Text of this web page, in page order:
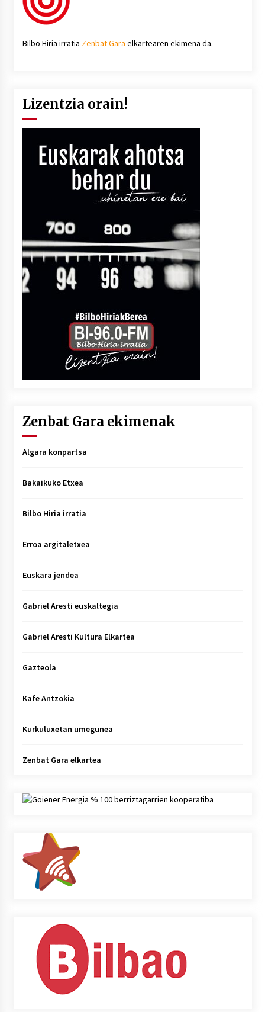
Bilbo Hiria irratia Zenbat Gara elkartearen ekimena da.
Lizentzia orain!
Zenbat Gara ekimenak
Algara konpartsa
Bakaikuko Etxea
Bilbo Hiria irratia
Erroa argitaletxea
Euskara jendea
Gabriel Aresti euskaltegia
Gabriel Aresti Kultura Elkartea
Gazteola
Kafe Antzokia
Kurkuluxetan umegunea
Zenbat Gara elkartea